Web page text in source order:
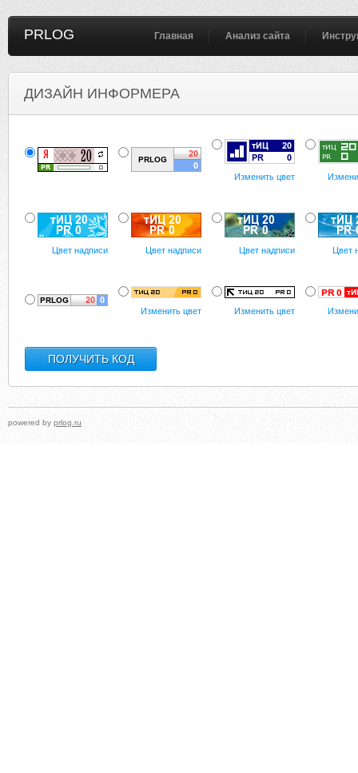
PRLOG Главная Анализ сайта
ДИЗАЙН ИНФОРМЕРА
Изменить цвет
Цвет надписи Цвет надписи Цвет надписи Цвет
Изменить цвет Изменить цвет
powered by prlog.ru